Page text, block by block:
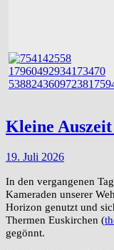
Kleine
19. Juli 2026
In den vergangenen
Kameraden unserer
Horizon genutzt und
Thermen Euskirchen (
gegönnt.